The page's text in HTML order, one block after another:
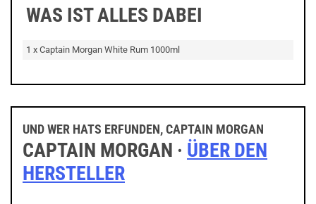
WAS IST ALLES DABEI
1 x Captain Morgan White Rum 1000ml
UND WER HATS ERFUNDEN, CAPTAIN MORGAN
CAPTAIN MORGAN · ÜBER DEN
HERSTELLER